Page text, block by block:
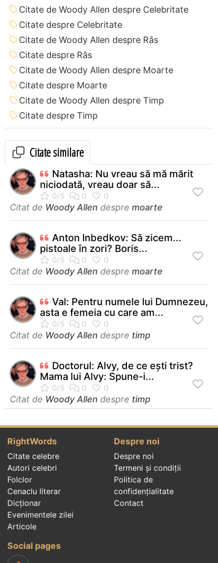
Citate de Woody Allen despre Celebritate
Citate despre Celebritate
Citate de Woody Allen despre Râs
Citate despre Râs
Citate de Woody Allen despre Moarte
Citate despre Moarte
Citate de Woody Allen despre Timp
Citate despre Timp
Citate similare
Natasha: Nu vreau să mă mărit
niciodată, vreau doar să...
Citat de Woody Allen despre moarte
Anton Inbedkov: Să zicem...
pistoale în zori? Boris...
Citat de Woody Allen despre moarte
Val: Pentru numele lui Dumnezeu,
asta e femeia cu care am...
Citat de Woody Allen despre timp
Doctorul: Alvy, de ce eşti trist?
Mama lui Alvy: Spune-i...
Citat de Woody Allen despre timp
RightWords
Citate celebre
Autori celebri
Folclor
Cenaclu literar
Dicționar
Evenimentele zilei
Articole
Despre noi
Despre noi
Termeni și condiții
Politica de
confidenţialitate
Contact
Social pages